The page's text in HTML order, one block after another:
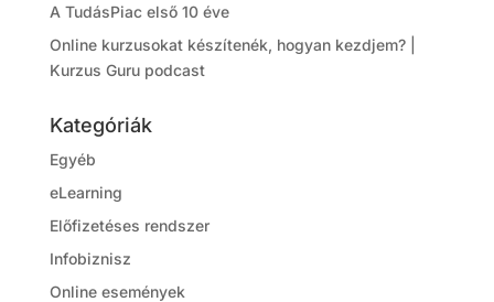
A TudásPiac első 10 éve
Online kurzusokat készítenék, hogyan kezdjem? |
Kurzus Guru podcast
Kategóriák
Egyéb
eLearning
Előfizetéses rendszer
Infobiznisz
Online események